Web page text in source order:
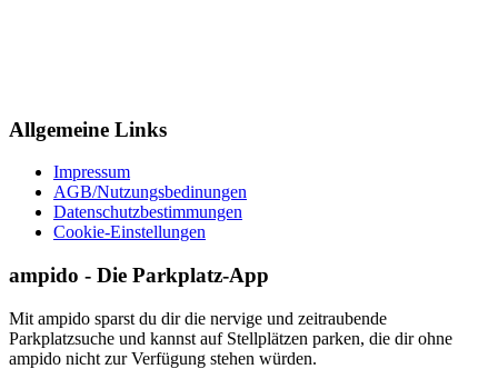
Allgemeine Links
Impressum
AGB/Nutzungsbedinungen
Datenschutzbestimmungen
Cookie-Einstellungen
ampido - Die Parkplatz-App
Mit ampido sparst du dir die nervige und zeitraubende
Parkplatzsuche und kannst auf Stellplätzen parken, die dir ohne
ampido nicht zur Verfügung stehen würden.